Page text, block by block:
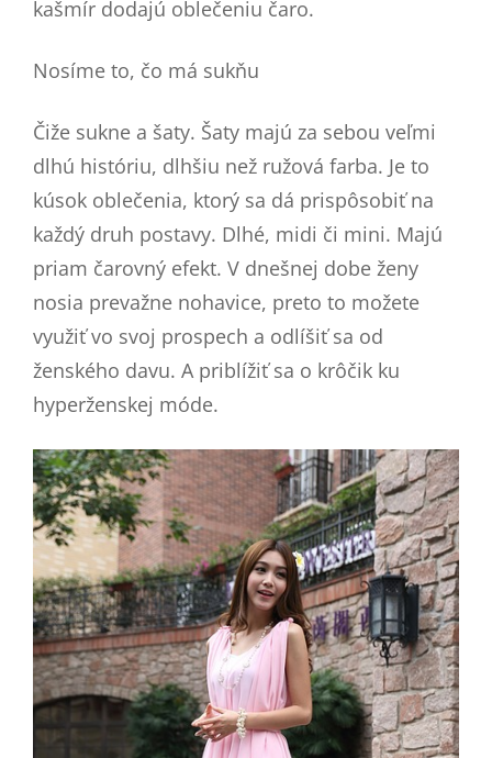
kašmír dodajú oblečeniu čaro.
Nosíme to, čo má sukňu
Čiže sukne a šaty. Šaty majú za sebou veľmi
dlhú históriu, dlhšiu než ružová farba. Je to
kúsok oblečenia, ktorý sa dá prispôsobiť na
každý druh postavy. Dlhé, midi či mini. Majú
priam čarovný efekt. V dnešnej dobe ženy
nosia prevažne nohavice, preto to možete
využiť vo svoj prospech a odlíšiť sa od
ženského davu. A priblížiť sa o krôčik ku
hyperženskej móde.